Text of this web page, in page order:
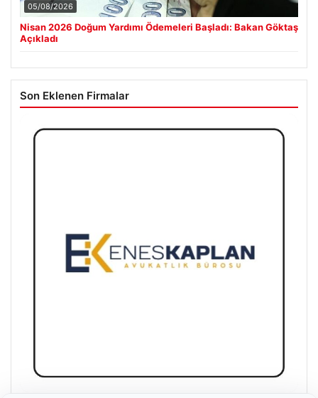
05/08/2026
Nisan 2026 Doğum Yardımı Ödemeleri Başladı: Bakan Göktaş
Açıkladı
Son Eklenen Firmalar